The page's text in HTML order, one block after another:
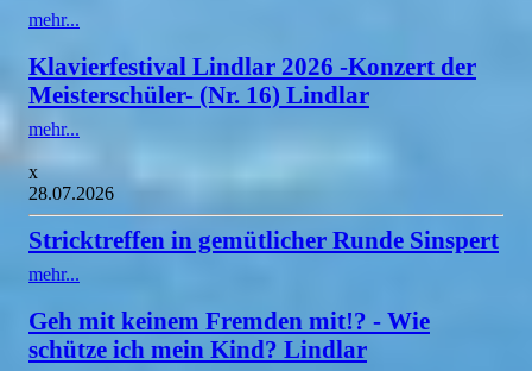
mehr...
Klavierfestival Lindlar 2026 -Konzert der
Meisterschüler- (Nr. 16) Lindlar
mehr...
x
28.07.2026
Stricktreffen in gemütlicher Runde Sinspert
mehr...
Geh mit keinem Fremden mit!? - Wie
schütze ich mein Kind? Lindlar